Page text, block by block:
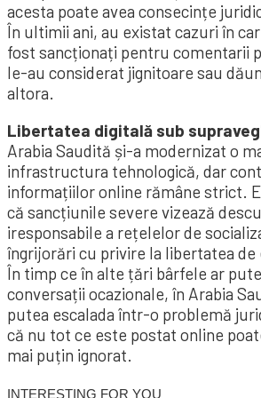
acesta poate avea consecințe
În ultimii ani, au existat cazuri în
fost sancționați pentru comentarii
le-au considerat jignitoare sau
altora.
Libertatea digitală sub
Arabia Saudită și-a modernizat o
infrastructura tehnologică, dar
informațiilor online rămâne strict.
că sancțiunile severe vizează
iresponsabile a rețelelor de
îngrijorări cu privire la libertatea de
În timp ce în alte țări bârfele ar
conversații ocazionale, în Arabia
putea escalada într-o problemă
că nu tot ce este postat online
mai puțin ignorat.